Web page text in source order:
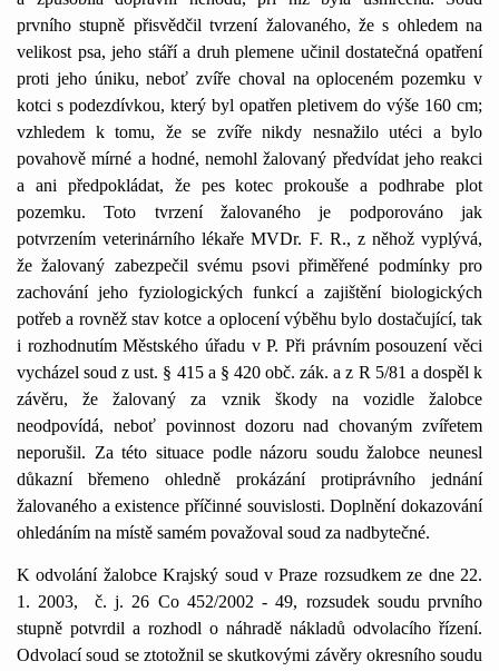
prvního stupně přisvědčil tvrzení žalovaného, že s ohledem na
velikost psa, jeho stáří a druh plemene učinil dostatečná opatření
proti jeho úniku, neboť zvíře choval na oploceném pozemku v
kotci s podezdívkou, který byl opatřen pletivem do výše 160 cm;
vzhledem k tomu, že se zvíře nikdy nesnažilo utéci a bylo
povahově mírné a hodné, nemohl žalovaný předvídat jeho reakci
a ani předpokládat, že pes kotec prokouše a podhrabe plot
pozemku. Toto tvrzení žalovaného je podporováno jak
potvrzením veterinárního lékaře MVDr. F. R., z něhož vyplývá,
že žalovaný zabezpečil svému psovi přiměřené podmínky pro
zachování jeho fyziologických funkcí a zajištění biologických
potřeb a rovněž stav kotce a oplocení výběhu bylo dostačující, tak
i rozhodnutím Městského úřadu v P. Při právním posouzení věci
vycházel soud z ust. § 415 a § 420 obč. zák. a z R 5/81 a dospěl k
závěru, že žalovaný za vznik škody na vozidle žalobce
neodpovídá, neboť povinnost dozoru nad chovaným zvířetem
neporušil. Za této situace podle názoru soudu žalobce neunesl
důkazní břemeno ohledně prokázání protiprávního jednání
žalovaného a existence příčinné souvislosti. Doplnění dokazování
ohledáním na místě samém považoval soud za nadbytečné.
K odvolání žalobce Krajský soud v Praze rozsudkem ze dne 22.
1. 2003,
č. j. 26 Co 452/2002 - 49, rozsudek soudu prvního
stupně potvrdil a rozhodl o náhradě nákladů odvolacího řízení.
Odvolací soud se ztotožnil se skutkovými závěry okresního soudu